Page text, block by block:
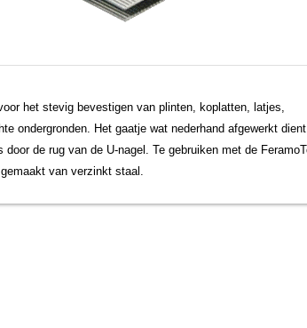
het stevig bevestigen van plinten, koplatten, latjes,
ondergronden. Het gaatje wat nederhand afgewerkt
de rug van de U-nagel. Te gebruiken met de
van verzinkt staal.